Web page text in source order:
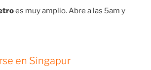
es muy amplio. Abre a las 5am y
en Singapur